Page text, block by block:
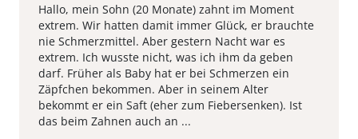
Hallo, mein Sohn (20 Monate) zahnt im Moment
extrem. Wir hatten damit immer Glück, er brauchte
nie Schmerzmittel. Aber gestern Nacht war es
extrem. Ich wusste nicht, was ich ihm da geben
darf. Früher als Baby hat er bei Schmerzen ein
Zäpfchen bekommen. Aber in seinem Alter
bekommt er ein Saft (eher zum Fiebersenken). Ist
das beim Zahnen auch an ...